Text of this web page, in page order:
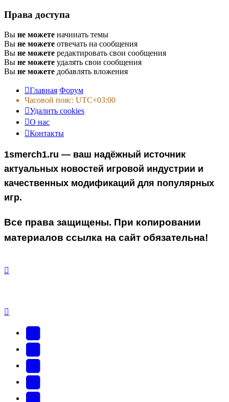
Права доступа
Вы не можете начинать темы
Вы не можете отвечать на сообщения
Вы не можете редактировать свои сообщения
Вы не можете удалять свои сообщения
Вы не можете добавлять вложения
Главная Форум
Часовой пояс: UTC+03:00
Удалить cookies
О нас
Контакты
1smerch1.ru — ваш надёжный источник
актуальных новостей игровой индустрии и
качественных модификаций для популярных
игр.
Все права защищены. При копировании
материалов ссылка на сайт обязательна!